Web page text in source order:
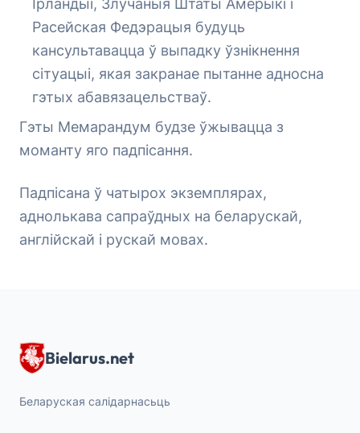
Ірландыі, Злучаныя Штаты Амерыкі і
Расейская Федэрацыя будуць
кансультавацца ў выпадку ўзнікнення
сітуацыі, якая закранае пытанне адносна
гэтых абавязацельстваў.
Гэты Мемарандум будзе ўжывацца з
моманту яго падпісання.
Падпісана ў чатырох экземплярах,
аднолькава сапраўдных на беларускай,
англійскай і рускай мовах.
Bielarus.net
Беларуская салідарнасьць